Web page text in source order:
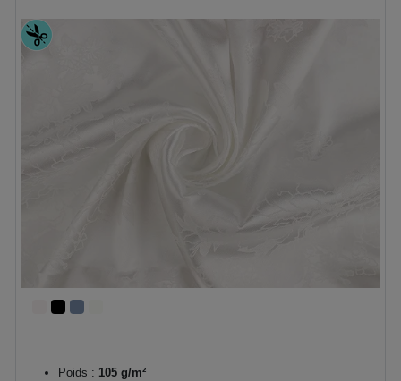
Poids : 105 g/m²